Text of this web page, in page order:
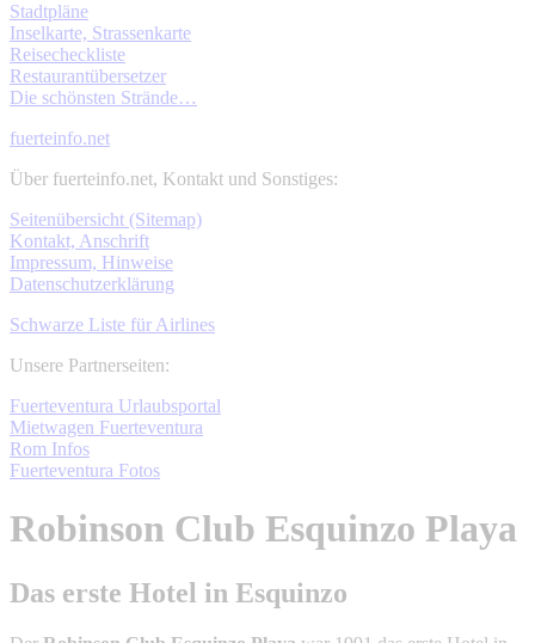
Stadtpläne
Inselkarte, Strassenkarte
Reisecheckliste
Restaurantübersetzer
Die schönsten Strände…
fuerteinfo.net
Über fuerteinfo.net, Kontakt und Sonstiges:
Seitenübersicht (Sitemap)
Kontakt, Anschrift
Impressum, Hinweise
Datenschutzerklärung
Schwarze Liste für Airlines
Unsere Partnerseiten:
Fuerteventura Urlaubsportal
Mietwagen Fuerteventura
Rom Infos
Fuerteventura Fotos
Robinson Club Esquinzo Playa
Das erste Hotel in Esquinzo